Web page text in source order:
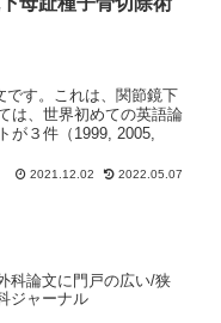
です。これは、関節鏡下
は、世界初めての英語論
が３件（1999, 2005,
2021.12.02 2022.05.07
科論文に門戸の広い/狭
ジャーナル